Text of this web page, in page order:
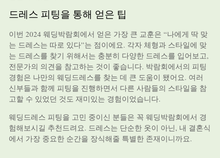
드레스 피팅을 통해 얻은 팁
이번 2024 웨딩박람회에서 얻은 가장 큰 교훈은 “나에게 딱 맞
는 드레스는 따로 있다”는 점이에요. 각자 체형과 스타일에 맞
는 드레스를 찾기 위해서는 충분히 다양한 드레스를 입어보고,
전문가의 의견을 참고하는 것이 좋습니다. 박람회에서의 피팅
경험은 나만의 웨딩드레스를 찾는 데 큰 도움이 됐어요. 여러
신부들과 함께 피팅을 진행하면서 다른 사람들의 스타일을 참
고할 수 있었던 것도 재미있는 경험이었습니다.
웨딩드레스 피팅을 고민 중이신 분들은 꼭 웨딩박람회에서 경
험해보시길 추천드려요. 드레스는 단순한 옷이 아닌, 내 결혼식
에서 가장 중요한 순간을 장식해줄 특별한 존재이니까요.